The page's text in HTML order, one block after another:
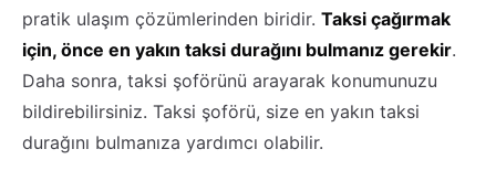
pratik ulaşım çözümlerinden biridir. Taksi çağırmak
için, önce en yakın taksi durağını bulmanız gerekir.
Daha sonra, taksi şoförünü arayarak konumunuzu
bildirebilirsiniz. Taksi şoförü, size en yakın taksi
durağını bulmanıza yardımcı olabilir.